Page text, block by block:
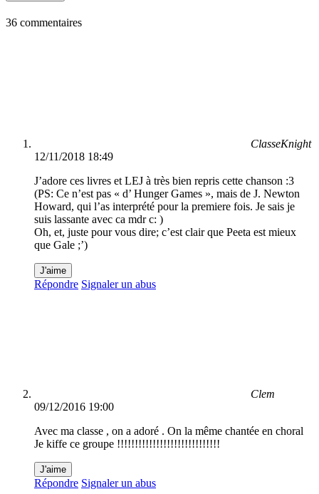
36 commentaires
ClasseKnight
12/11/2018 18:49
J’adore ces livres et LEJ à très bien repris cette chanson :3
(PS: Ce n’est pas « d’ Hunger Games », mais de J. Newton
Howard, qui l’as interprété pour la premiere fois. Je sais je
suis lassante avec ca mdr c: )
Oh, et, juste pour vous dire; c’est clair que Peeta est mieux
que Gale ;’)
J'aime
Répondre Signaler un abus
Clem
09/12/2016 19:00
Avec ma classe , on a adoré . On la même chantée en choral
Je kiffe ce groupe !!!!!!!!!!!!!!!!!!!!!!!!!!!!!
J'aime
Répondre Signaler un abus